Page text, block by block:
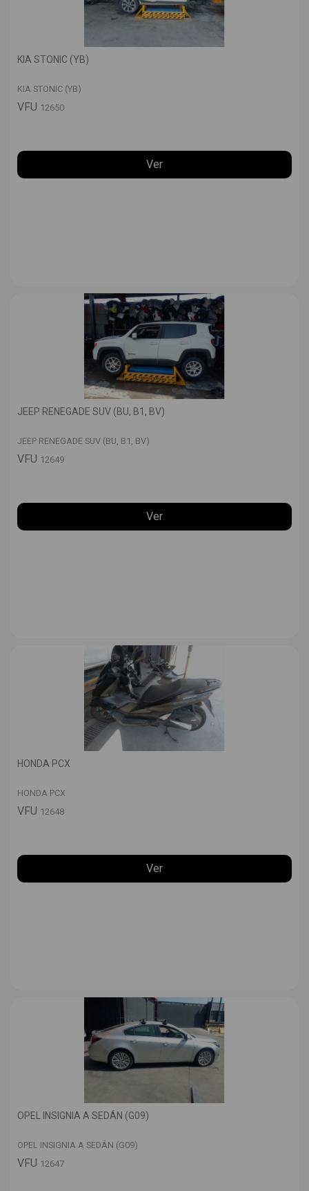
KIA STONIC (YB)
KIA STONIC (YB)
VFU 12650
Ver
JEEP RENEGADE SUV (BU, B1, BV)
JEEP RENEGADE SUV (BU, B1, BV)
VFU 12649
Ver
HONDA PCX
HONDA PCX
VFU 12648
Ver
OPEL INSIGNIA A SEDÁN (G09)
OPEL INSIGNIA A SEDÁN (G09)
VFU 12647